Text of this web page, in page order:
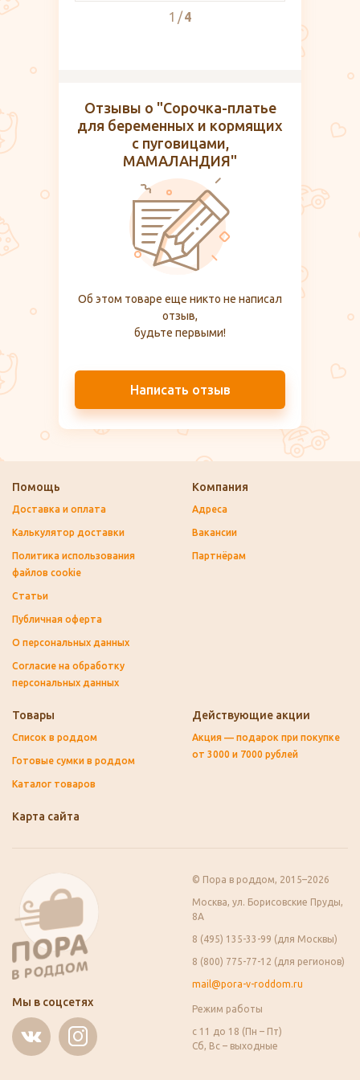
2 4
Отзывы о "Сорочка-платье
для беременных и кормящих
с пуговицами,
МАМАЛАНДИЯ"
Об этом товаре еще никто не написал
отзыв,
будьте первыми!
Написать отзыв
Помощь
Доставка и оплата
Калькулятор доставки
Политика использования
файлов cookie
Статьи
Публичная оферта
О персональных данных
Согласие на обработку
персональных данных
Компания
Адреса
Вакансии
Партнёрам
Товары
Список в роддом
Готовые сумки в роддом
Каталог товаров
Действующие акции
Акция — подарок при покупке
от 3000 и 7000 рублей
Карта сайта
Мы в соцсетях
© Пора в роддом, 2015–2026
Москва, ул. Борисовские Пруды,
8А
8 (495) 135-33-99 (для Москвы)
8 (800) 775-77-12 (для регионов)
mail@pora-v-roddom.ru
Режим работы
с 11 до 18 (Пн – Пт)
Сб, Вс – выходные